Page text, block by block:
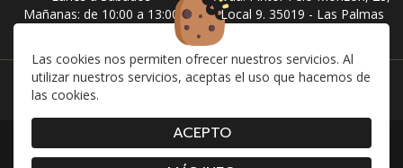
Las cookies nos permiten ofrecer nuestros servicios. Al
utilizar nuestros servicios, aceptas el uso que hacemos de
las cookies.
ACEPTO
Mañanas: de 10:00 a 13:00
Local 9. 35019 - Las Palmas
Facebook
Condiciones de compra|Aviso Legal|Política de Privacidad|Cookies